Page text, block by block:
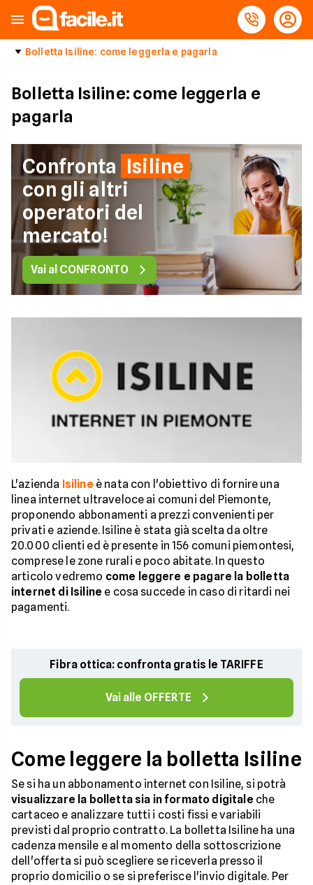
Bolletta Isiline: come leggerla e pagarla
Bolletta Isiline: come leggerla e
pagarla
Confronta Isiline
con gli altri
operatori del
mercato!
Vai al CONFRONTO
L'azienda Isiline è nata con l'obiettivo di fornire una
linea internet ultraveloce ai comuni del Piemonte,
proponendo abbonamenti a prezzi convenienti per
privati e aziende. Isiline è stata già scelta da oltre
20.000 clienti ed è presente in 156 comuni piemontesi,
comprese le zone rurali e poco abitate. In questo
articolo vedremo come leggere e pagare la bolletta
internet di Isiline e cosa succede in caso di ritardi nei
pagamenti.
Fibra ottica: confronta gratis le TARIFFE
Vai alle OFFERTE
Come leggere la bolletta Isiline
Se si ha un abbonamento internet con Isiline, si potrà
visualizzare la bolletta sia in formato digitale che
cartaceo e analizzare tutti i costi fissi e variabili
previsti dal proprio contratto. La bolletta Isiline ha una
cadenza mensile e al momento della sottoscrizione
dell'offerta si può scegliere se riceverla presso il
proprio domicilio o se si preferisce l'invio digitale. Per